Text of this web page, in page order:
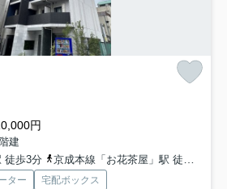
円
建
徒歩3分
京成本線「お花茶屋」駅 徒歩27分
ター
宅配ボックス